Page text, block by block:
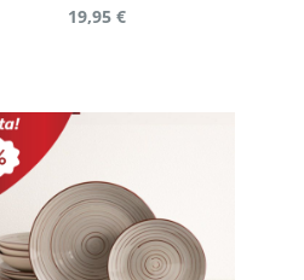
19,95 €